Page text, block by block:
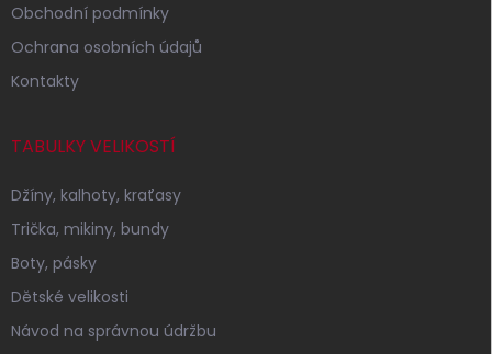
Obchodní podmínky
Ochrana osobních údajů
Kontakty
TABULKY VELIKOSTÍ
Džíny, kalhoty, kraťasy
Trička, mikiny, bundy
Boty, pásky
Dětské velikosti
Návod na správnou údržbu